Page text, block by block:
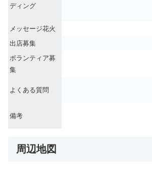
ディング
メッセージ花火
出店募集
ボランティア募
集
よくある質問
備考
周辺地図